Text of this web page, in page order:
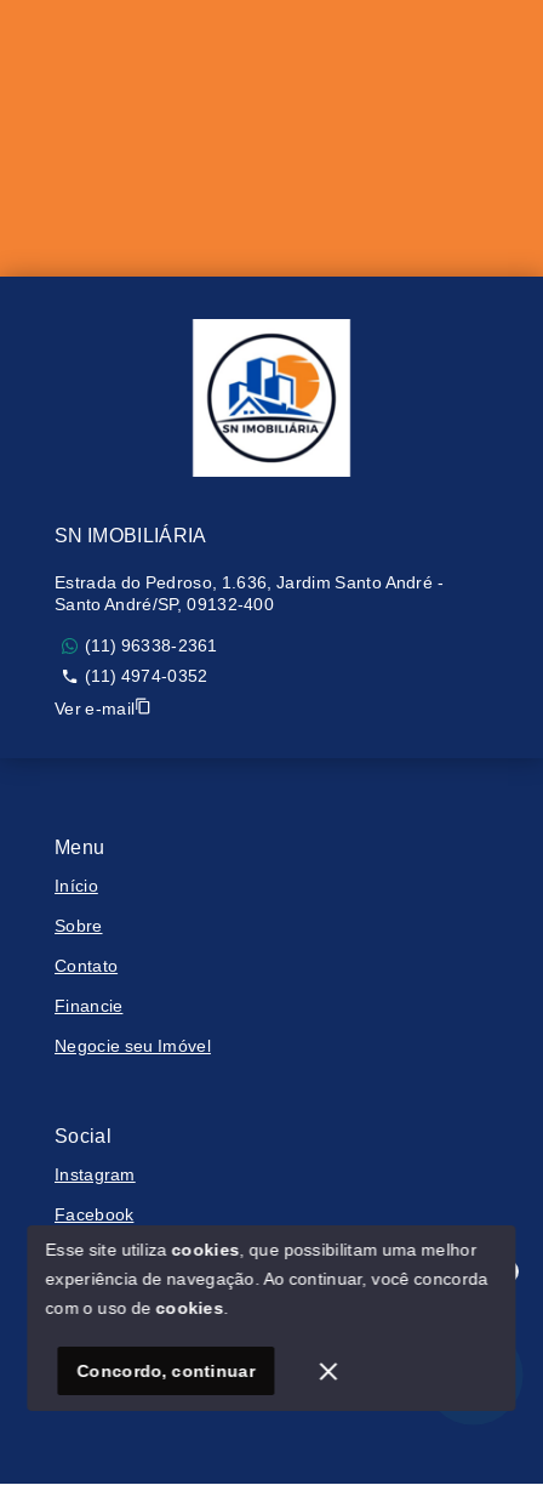
Olá! Estamos disponíveis para te ajudar.
Menu
Início
Sobre
Contato
Financie
Negocie seu Imóvel
Social
Instagram
Facebook
© Copyright 2026 - SN IMOBILIÁRIA - Todos os direitos
SITE PARA IMOBILIARIA
SN IMOBILIÁRIA
Estrada do Pedroso, 1.636, Jardim Santo André -
Santo André/SP, 09132-400
(11) 96338-2361
(11) 4974-0352
Ver e-mail
Esse site utilizacookies , que possibilitam uma melhor
experiência de navegação. Ao continuar, você concorda
com o uso decookies
Concordo, continuar